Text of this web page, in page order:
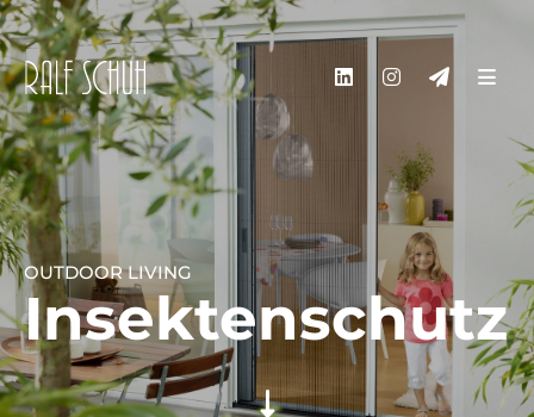
OUTDOOR LIVING
Insekten­schutz